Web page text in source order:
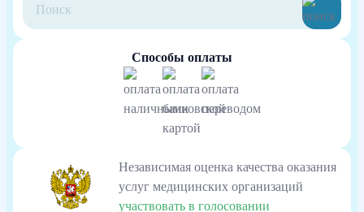
Способы оплаты
Независимая оценка качества оказания
услуг медицинских организаций
участвовать в голосовании